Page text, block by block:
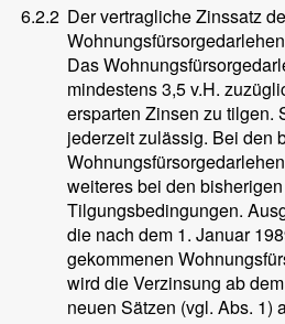
6.2.2 Der vertragliche Zinssatz
Das
mindestens 3,5 v.H.
ersparten Zinsen zu tilgen.
jederzeit zulässig. Bei den
weiteres bei den
Tilgungsbedingungen.
die nach dem 1. Januar
gekommenen
wird die Verzinsung ab
neuen Sätzen (vgl. Abs. 1)